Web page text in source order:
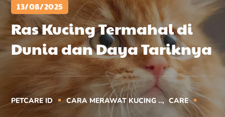
13/08/2025
Ras Kucing Termahal di
Dunia dan Daya Tariknya
PETCARE ID CARA MERAWAT KUCING .. CARE